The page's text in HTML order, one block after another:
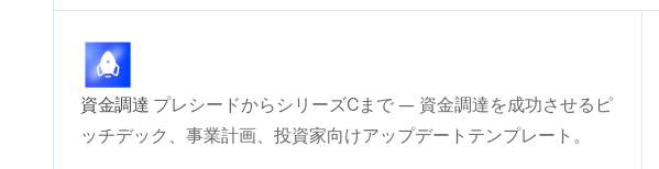
資金調達 プレシードからシリーズCまで — 資金調達を成功させるピ
ッチデック、事業計画、投資家向けアップデートテンプレート。